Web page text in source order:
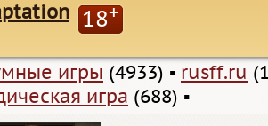
18+
игры (4933) ▪ rusff.ru
игра (688) ▪